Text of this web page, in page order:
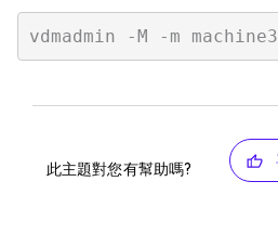
此主題對您有幫助嗎?